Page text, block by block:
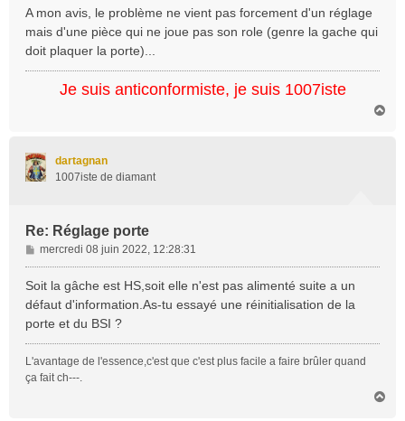
A mon avis, le problème ne vient pas forcement d'un réglage
mais d'une pièce qui ne joue pas son role (genre la gache qui
doit plaquer la porte)...
Je suis anticonformiste, je suis 1007iste
dartagnan
1007iste de diamant
Re: Réglage porte
M
e
s
s
g
e
mercredi 08 juin 2022, 12:28:31
Soit la gâche est HS,soit elle n'est pas alimenté suite a un
défaut d'information.As-tu essayé une réinitialisation de la
porte et du BSI ?
L'avantage de l'essence,c'est que c'est plus facile a faire brûler quand
ça fait ch---.